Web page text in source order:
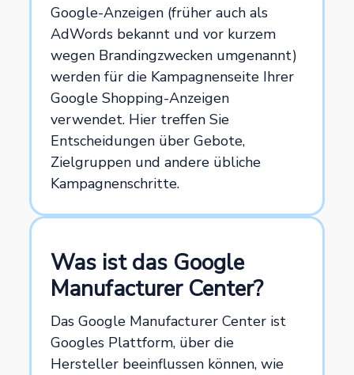
Google-Anzeigen (früher auch als
AdWords bekannt und vor kurzem
wegen Brandingzwecken umgenannt)
werden für die Kampagnenseite Ihrer
Google Shopping-Anzeigen
verwendet. Hier treffen Sie
Entscheidungen über Gebote,
Zielgruppen und andere übliche
Kampagnenschritte.
Was ist das Google
Manufacturer Center?
Das Google Manufacturer Center ist
Googles Plattform, über die
Hersteller beeinflussen können, wie